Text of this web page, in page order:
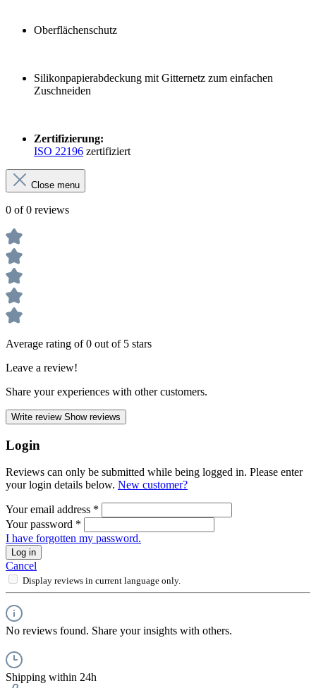
Oberflächenschutz
Silikonpapierabdeckung mit Gitternetz zum einfachen
Zuschneiden
Zertifizierung:
ISO 22196 zertifiziert
Close menu
0 of 0 reviews
Average rating of 0 out of 5 stars
Leave a review!
Share your experiences with other customers.
Write review Show reviews
Login
Reviews can only be submitted while being logged in. Please enter
your login details below. New customer?
Your email address *
Your password *
I have forgotten my password.
Log in
Cancel
Display reviews in current language only.
No reviews found. Share your insights with others.
Shipping within 24h